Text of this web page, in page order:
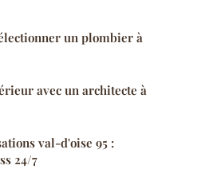
un plombier à
avec un architecte à
val-d'oise 95 :
24/7